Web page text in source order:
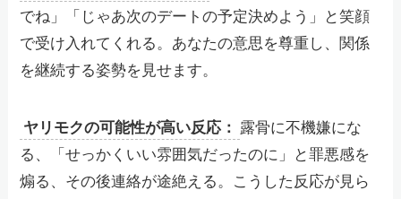
でね」「じゃあ次のデートの予定決めよう」と笑顔
で受け入れてくれる。あなたの意思を尊重し、関係
を継続する姿勢を見せます。
ヤリモクの可能性が高い反応： 露骨に不機嫌にな
る、「せっかくいい雰囲気だったのに」と罪悪感を
煽る、その後連絡が途絶える。こうした反応が見ら